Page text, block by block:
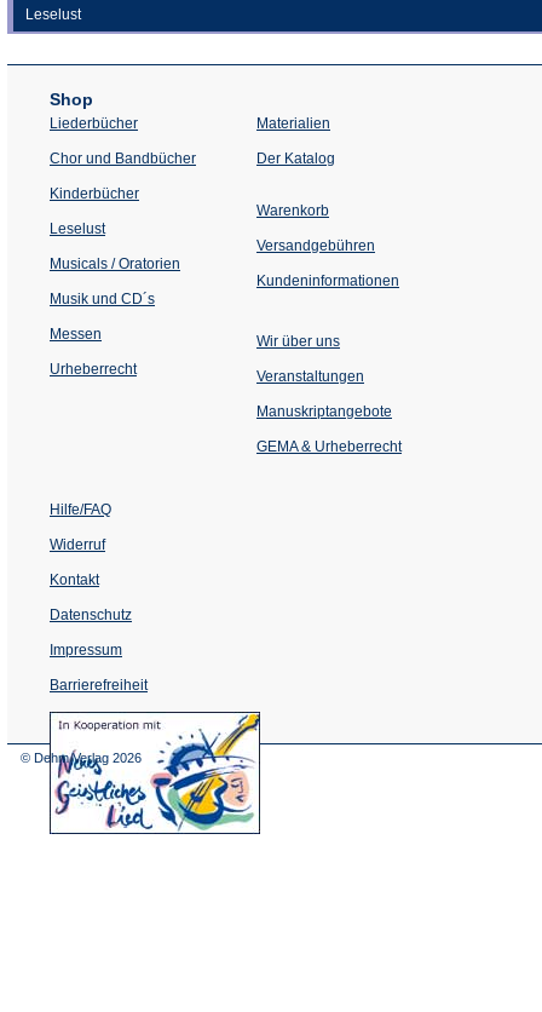
Leselust
Shop
Liederbücher
Chor und Bandbücher
Kinderbücher
Leselust
Musicals / Oratorien
Musik und CD´s
Messen
Urheberrecht
Materialien
Der Katalog
Warenkorb
Versandgebühren
Kundeninformationen
Wir über uns
Veranstaltungen
einem
Tab)
Manuskriptangebote
GEMA & Urheberrecht
Hilfe/FAQ
Widerruf
Kontakt
Datenschutz
Impressum
Barrierefreiheit
(Öffnet
in
© Dehm Verlag 2026